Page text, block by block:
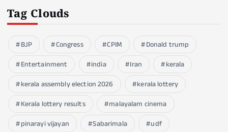
Tag Clouds
BJP Congress CPIM
Donald trump
Entertainment
india Iran
kerala
kerala assembly election 2026
kerala lottery
Kerala lottery results
malayalam cinema
pinarayi vijayan
Sabarimala udf